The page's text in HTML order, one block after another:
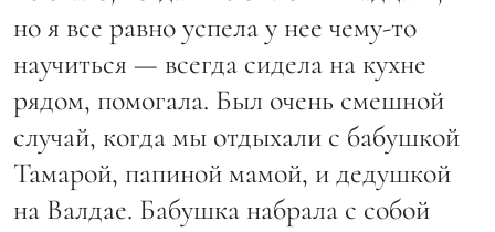
но я все равно успела у нее чему-то
научиться — всегда сидела на кухне
рядом, помогала. Был очень смешной
случай, когда мы отдыхали с бабушкой
Тамарой, папиной мамой, и дедушкой
на Валдае. Бабушка набрала с собой